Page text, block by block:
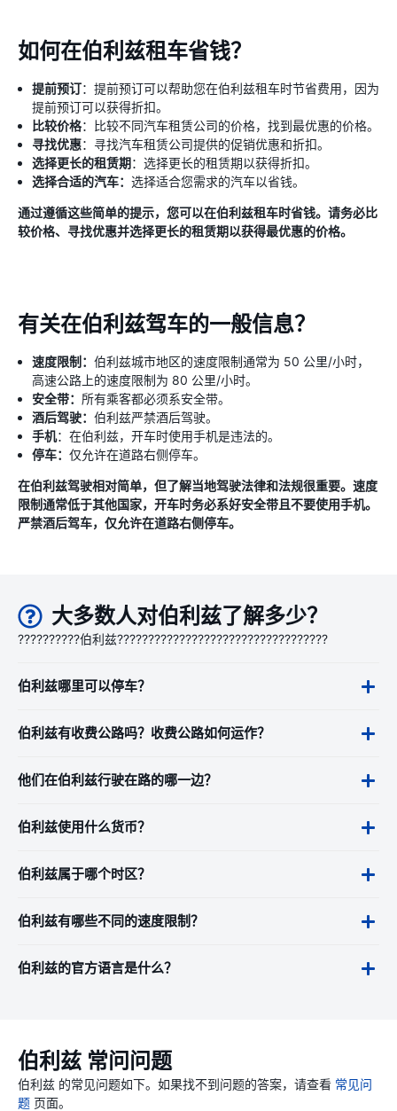
如何在伯利兹租车省钱？
提前预订：提前预订可以帮助您在伯利兹租车时节省费用，因为
提前预订可以获得折扣。
比较价格：比较不同汽车租赁公司的价格，找到最优惠的价格。
寻找优惠：寻找汽车租赁公司提供的促销优惠和折扣。
选择更长的租赁期：选择更长的租赁期以获得折扣。
选择合适的汽车： 选择适合您需求的汽车以省钱。
通过遵循这些简单的提示，您可以在伯利兹租车时省钱。请务必比
较价格、寻找优惠并选择更长的租赁期以获得最优惠的价格。
有关在伯利兹驾车的一般信息？
速度限制： 伯利兹城市地区的速度限制通常为 50 公里/小时，
高速公路上的速度限制为 80 公里/小时。
安全带： 所有乘客都必须系安全带。
酒后驾驶： 伯利兹严禁酒后驾驶。
手机：在伯利兹，开车时使用手机是违法的。
停车： 仅允许在道路右侧停车。
在伯利兹驾驶相对简单，但了解当地驾驶法律和法规很重要。速度
限制通常低于其他国家，开车时务必系好安全带且不要使用手机。
严禁酒后驾车，仅允许在道路右侧停车。
大多数人对伯利兹了解多少？
??????????伯利兹??????????????????????????????????
伯利兹哪里可以停车？
伯利兹有收费公路吗？收费公路如何运作？
他们在伯利兹行驶在路的哪一边？
伯利兹使用什么货币？
伯利兹属于哪个时区？
伯利兹有哪些不同的速度限制？
伯利兹的官方语言是什么？
伯利兹 常问问题
伯利兹 的常见问题如下。如果找不到问题的答案，请查看 常见问
题 页面。